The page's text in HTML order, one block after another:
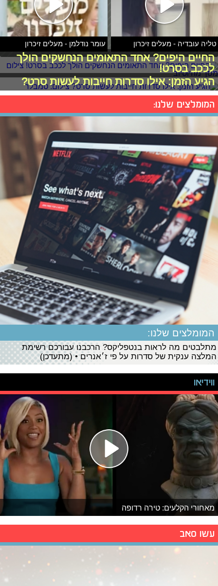
טליה עובדיה - מעלים זיכרון עומר נודלמן - מעלים זיכרון
החיים היפים? אחד התאומים הנחשקים הולך
לככב בסרט!
הגיע הזמן: אילו סדרות חייבות לעשות סרט?
המומלצים שלנו:
המומלצים שלנו:
מתלבטים מה לראות בנטפליקס? הרכבנו עבורכם רשימת
המלצה ענקית של סדרות על פי ז׳אנרים • (מתעדכן)
ווידיאו
מאחורי הקלעים: טירה רדופה
עשו סאב